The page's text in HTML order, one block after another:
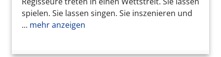
spielen. Sie lassen singen. Sie inszenieren und
... mehr anzeigen